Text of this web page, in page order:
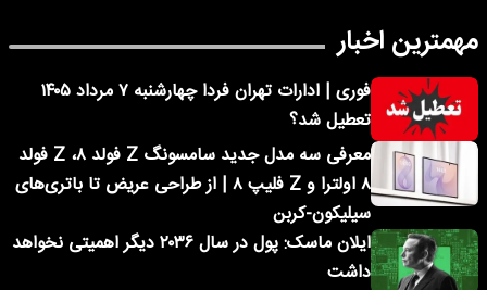
مهمترین اخبار
فوری | ادارات تهران فردا چهارشنبه ۷ مرداد ۱۴۰۵
تعطیل شد؟
معرفی سه مدل جدید سامسونگ Z فولد ۸، Z فولد
۸ اولترا و Z فلیپ ۸ | از طراحی عریض تا باتری‌های
سیلیکون-کربن
ایلان ماسک: پول در سال ۲۰۳۶ دیگر اهمیتی نخواهد
داشت